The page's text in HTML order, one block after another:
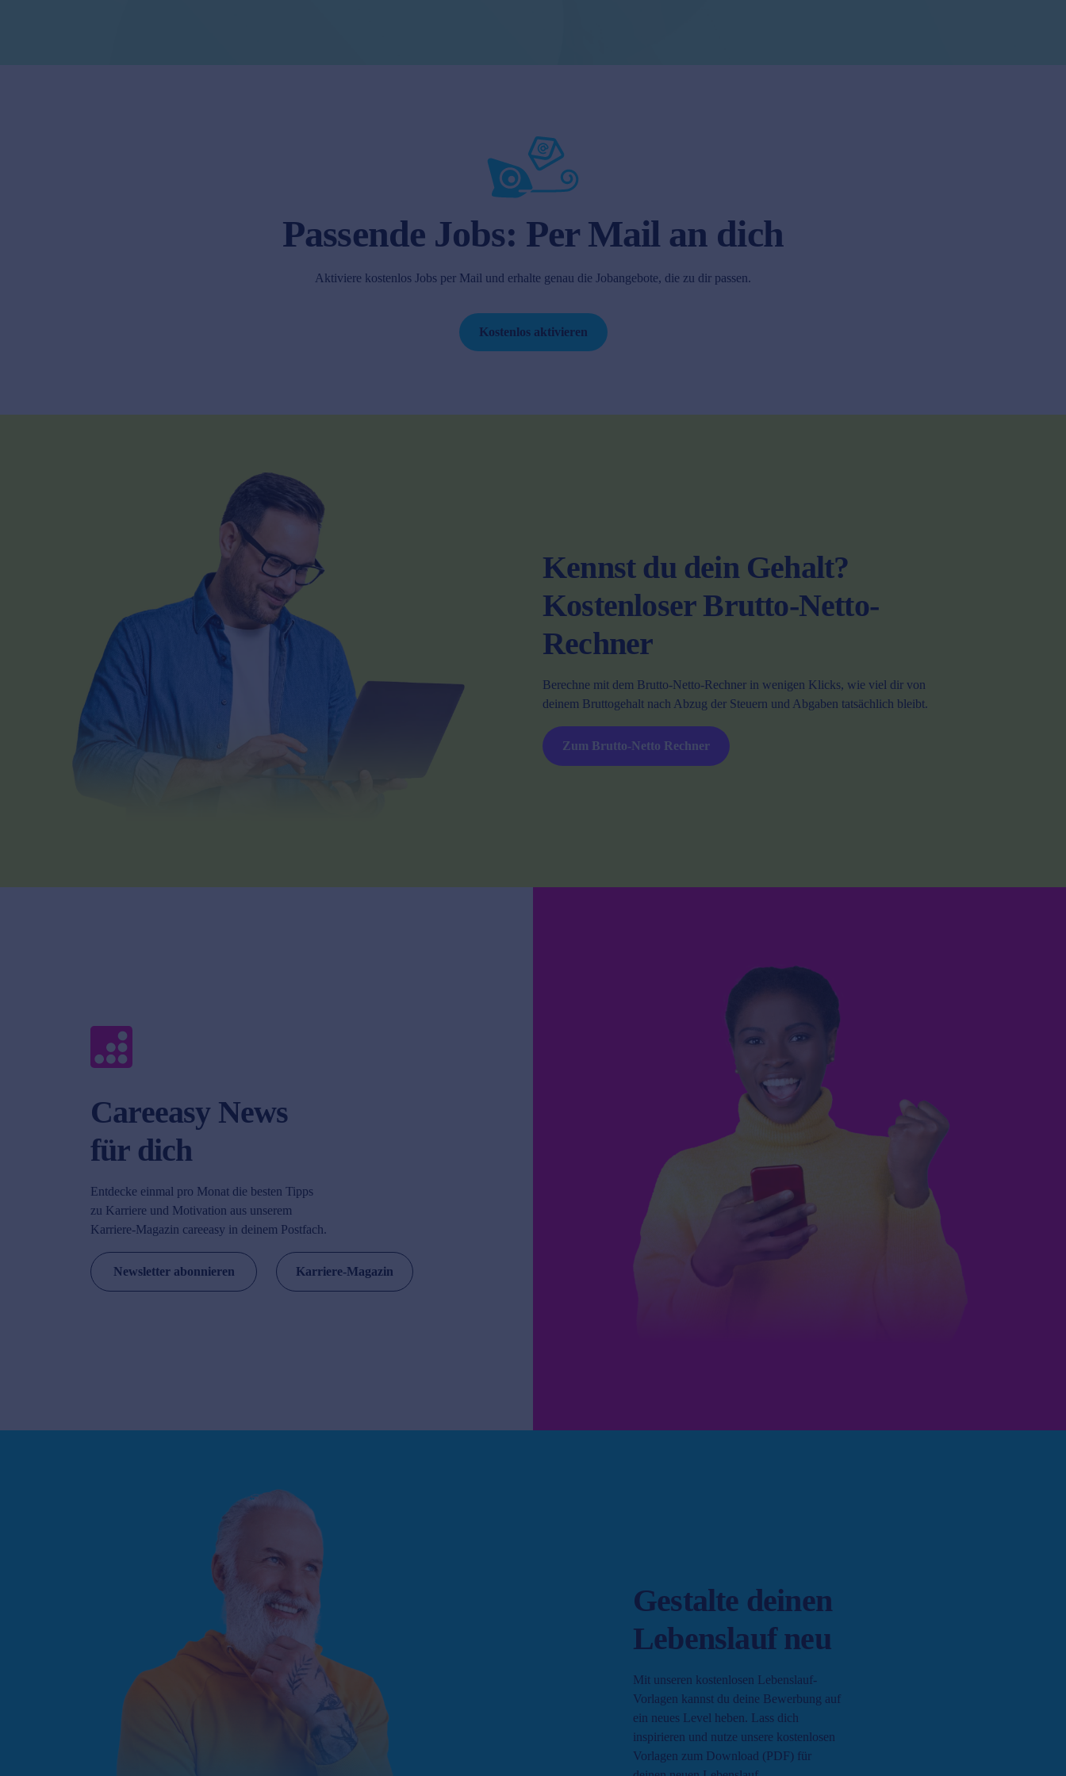
Passende Jobs: Per Mail an dich
Aktiviere kostenlos Jobs per Mail und erhalte genau die Jobangebote, die zu dir passen.
Kostenlos aktivieren
Kennst du dein Gehalt?
Kostenloser Brutto-Netto-
Rechner
Berechne mit dem Brutto-Netto-Rechner in wenigen Klicks, wie viel dir von
deinem Bruttogehalt nach Abzug der Steuern und Abgaben tatsächlich bleibt.
Zum Brutto-Netto Rechner
Careeasy News
für dich
Entdecke einmal pro Monat die besten Tipps
zu Karriere und Motivation aus unserem
Karriere-Magazin careeasy in deinem Postfach.
Newsletter abonnieren Karriere-Magazin
Gestalte deinen
Lebenslauf neu
Mit unseren kostenlosen Lebenslauf-
Vorlagen kannst du deine Bewerbung auf
ein neues Level heben. Lass dich
inspirieren und nutze unsere kostenlosen
Vorlagen zum Download (PDF) für